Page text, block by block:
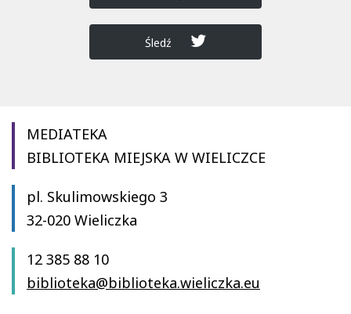
Śledź
MEDIATEKA
BIBLIOTEKA MIEJSKA W WIELICZCE
pl. Skulimowskiego 3
32-020 Wieliczka
12 385 88 10
biblioteka@biblioteka.wieliczka.eu